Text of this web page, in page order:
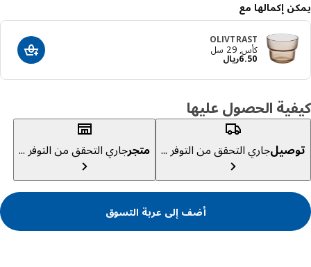
إكمالها مع
OLIVTRAST
كأس, 29 سل
ريال6 50 السعر ريال 6.50 أضف إلى
الحصول عليها
جاري التحقق من التوفر ... متجرجاري التحقق من التوفر ...
أضف إلى عربة التسوق